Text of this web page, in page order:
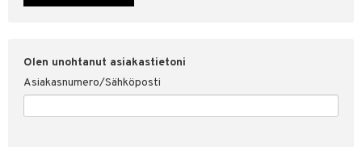
Olen unohtanut asiakastietoni
Asiakasnumero/Sähköposti